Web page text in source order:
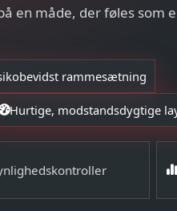
en måde, der føles som
rammesætning
Hurtige, modstandsdygtige